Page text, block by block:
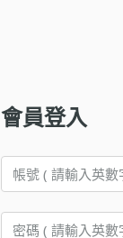
會員登入